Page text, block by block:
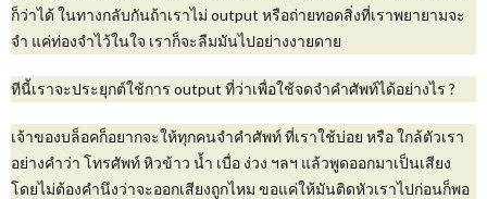
ก็ว่าได้ ในทางกลับกันถ้าเราไม่ output หรือถ่ายทอดสิ่งที่เราพยายามจะ
จำ แค่ท่องจำไว้ในใจ เราก็จะลืมมันไปอย่างงายดาย
ทีนี้เราจะประยุกต์ใช้การ output ที่ว่าเพื่อใช้จดจำคำศัพท์ได้อย่างไร ?
เจ้าของบล็อคก็อยากจะให้ทุกคนจำคำศัพท์ ที่เราใช้บ่อย หรือ ใกล้ตัวเรา
อย่างคำว่า โทรศัพท์ หิวข้าว น้ำ เบื่อ ง่วง ฯลฯ แล้วพูดออกมาเป็นเสียง
โดยไม่ต้องคำนึงว่าจะออกเสียงถูกไหม ขอแค่ให้มันติดหัวเราไปก่อนก็พอ